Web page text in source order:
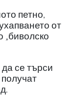
петно,
от
„биволско
се търси